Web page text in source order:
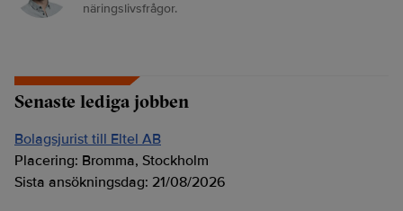
näringslivsfrågor.
Senaste lediga jobben
Bolagsjurist till Eltel AB
Placering: Bromma, Stockholm
Sista ansökningsdag: 21/08/2026